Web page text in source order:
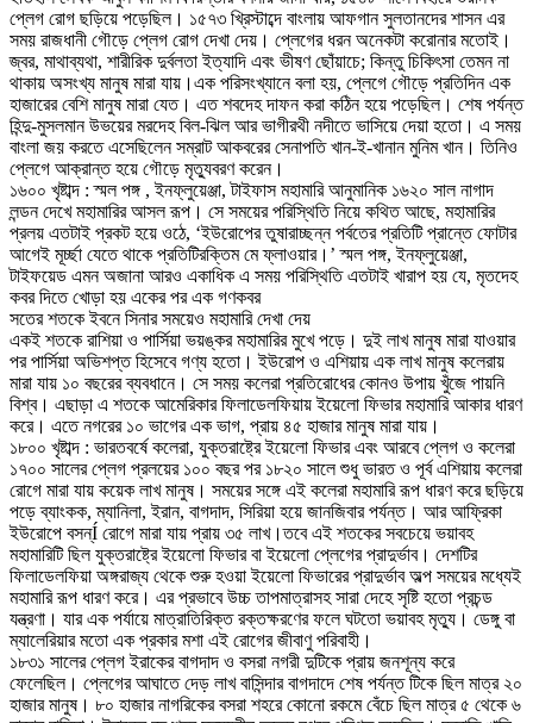
প্লেগ রোগ ছড়িয়ে পড়েছিল। ১৫৭৩ খ্রিস্টাব্দে বাংলায় আফগান সুলতানদের শাসন এর
সময় রাজধানী গৌড়ে প্লেগ রোগ দেখা দেয়। প্লেগের ধরন অনেকটা করোনার মতোই।
জ্বর, মাথাব্যথা, শারীরিক দুর্বলতা ইত্যাদি এবং ভীষণ ছোঁয়াচে; কিন্তু চিকিৎসা তেমন না
থাকায় অসংখ্য মানুষ মারা যায়।এক পরিসংখ্যানে বলা হয়, প্লেগে গৌড়ে প্রতিদিন এক
হাজারের বেশি মানুষ মারা যেত। এত শবদেহ দাফন করা কঠিন হয়ে পড়েছিল। শেষ পর্যন্ত
হিন্দু-মুসলমান উভয়ের মরদেহ বিল-ঝিল আর ভাগীরথী নদীতে ভাসিয়ে দেয়া হতো। এ সময়
বাংলা জয় করতে এসেছিলেন সম্রাট আকবরের সেনাপতি খান-ই-খানান মুনিম খান। তিনিও
প্লেগে আক্রান্ত হয়ে গৌড়ে মৃত্যুবরণ করেন।
১৬০০ খৃষ্টাব্দ : স্মল পঙ্গ , ইনফ্লুয়েঞ্জা, টাইফাস মহামারি আনুমানিক ১৬২০ সাল নাগাদ
লন্ডন দেখে মহামারির আসল রূপ। সে সময়ের পরিস্থিতি নিয়ে কথিত আছে, মহামারির
প্রলয় এতটাই প্রকট হয়ে ওঠে, ‘ইউরোপের তুষারাচ্ছন্ন পর্বতের প্রতিটি প্রান্তে ফোটার
আগেই মূর্চ্ছা যেতে থাকে প্রতিটিরক্তিম মে ফ্লাওয়ার।’ স্মল পঙ্গ, ইনফ্লুয়েঞ্জা,
টাইফয়েড এমন অজানা আরও একাধিক এ সময় পরিস্থিতি এতটাই খারাপ হয় যে, মৃতদেহ
কবর দিতে খোড়া হয় একের পর এক গণকবর
সতের শতকে ইবনে সিনার সময়েও মহামারি দেখা দেয়
একই শতকে রাশিয়া ও পার্সিয়া ভয়ঙ্কর মহামারির মুখে পড়ে। দুই লাখ মানুষ মারা যাওয়ার
পর পার্সিয়া অভিশপ্ত হিসেবে গণ্য হতো। ইউরোপ ও এশিয়ায় এক লাখ মানুষ কলেরায়
মারা যায় ১০ বছরের ব্যবধানে। সে সময় কলেরা প্রতিরোধের কোনও উপায় খুঁজে পায়নি
বিশ্ব। এছাড়া এ শতকে আমেরিকার ফিলাডেলফিয়ায় ইয়েলো ফিভার মহামারি আকার ধারণ
করে। এতে নগরের ১০ ভাগের এক ভাগ, প্রায় ৪৫ হাজার মানুষ মারা যায়।
১৮০০ খৃষ্টাব্দ : ভারতবর্ষে কলেরা, যুক্তরাষ্ট্রে ইয়েলো ফিভার এবং আরবে প্লেগ ও কলেরা
১৭০০ সালের প্লেগ প্রলয়ের ১০০ বছর পর ১৮২০ সালে শুধু ভারত ও পূর্ব এশিয়ায় কলেরা
রোগে মারা যায় কয়েক লাখ মানুষ। সময়ের সঙ্গে এই কলেরা মহামারি রূপ ধারণ করে ছড়িয়ে
পড়ে ব্যাংকক, ম্যানিলা, ইরান, বাগদাদ, সিরিয়া হয়ে জানজিবার পর্যন্ত। আর আফ্রিকা
ইউরোপে বসন্Í রোগে মারা যায় প্রায় ৩৫ লাখ।তবে এই শতকের সবচেয়ে ভয়াবহ
মহামারিটি ছিল যুক্তরাষ্ট্রে ইয়েলো ফিভার বা ইয়েলো প্লেগের প্রাদুর্ভাব। দেশটির
ফিলাডেলফিয়া অঙ্গরাজ্য থেকে শুরু হওয়া ইয়েলো ফিভারের প্রাদুর্ভাব অল্প সময়ের মধ্যেই
মহামারি রূপ ধারণ করে। এর প্রভাবে উচ্চ তাপমাত্রাসহ সারা দেহে সৃষ্টি হতো প্রচন্ড
যন্ত্রণা। যার এক পর্যায়ে মাত্রাতিরিক্ত রক্তক্ষরণের ফলে ঘটতো ভয়াবহ মৃত্যু। ডেঙ্গু বা
ম্যালেরিয়ার মতো এক প্রকার মশা এই রোগের জীবাণু পরিবাহী।
১৮৩১ সালের প্লেগ ইরাকের বাগদাদ ও বসরা নগরী দুটিকে প্রায় জনশূন্য করে
ফেলেছিল। প্লেগের আঘাতে দেড় লাখ বাসিন্দার বাগদাদে শেষ পর্যন্ত টিকে ছিল মাত্র ২০
হাজার মানুষ। ৮০ হাজার নাগরিকের বসরা শহরে কোনো রকমে বেঁচে ছিল মাত্র ৫ থেকে ৬